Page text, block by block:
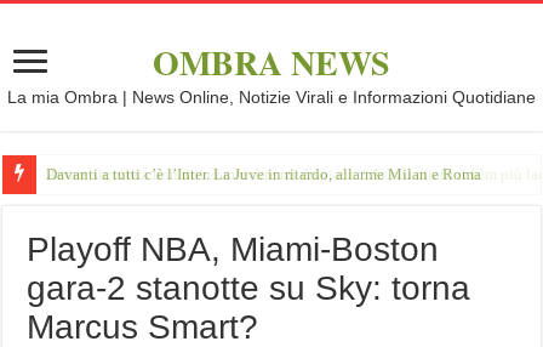
OMBRA NEWS
La mia Ombra | News Online, Notizie Virali e Informazioni Quotidiane
Davanti a tutti c’è l’Inter. La Juve in ritardo, allarme Milan e Roma
Playoff NBA, Miami-Boston
gara-2 stanotte su Sky: torna
Marcus Smart?